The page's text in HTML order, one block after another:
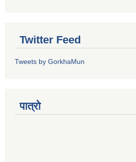
Twitter Feed
Tweets by GorkhaMun
पात्रो